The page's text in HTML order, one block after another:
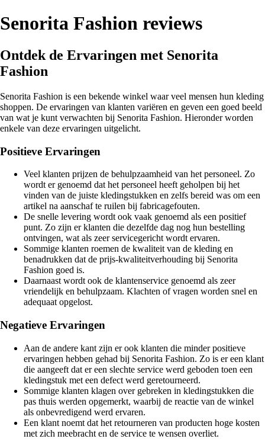
Senorita Fashion reviews
Ontdek de Ervaringen met Senorita
Fashion
Senorita Fashion is een bekende winkel waar veel mensen hun kleding
shoppen. De ervaringen van klanten variëren en geven een goed beeld
van wat je kunt verwachten bij Senorita Fashion. Hieronder worden
enkele van deze ervaringen uitgelicht.
Positieve Ervaringen
Veel klanten prijzen de behulpzaamheid van het personeel. Zo
wordt er genoemd dat het personeel heeft geholpen bij het
vinden van de juiste kledingstukken en zelfs bereid was om een
artikel na aanschaf te ruilen bij fabricagefouten.
De snelle levering wordt ook vaak genoemd als een positief
punt. Zo zijn er klanten die dezelfde dag nog hun bestelling
ontvingen, wat als zeer servicegericht wordt ervaren.
Sommige klanten roemen de kwaliteit van de kleding en
benadrukken dat de prijs-kwaliteitverhouding bij Senorita
Fashion goed is.
Daarnaast wordt ook de klantenservice genoemd als zeer
vriendelijk en behulpzaam. Klachten of vragen worden snel en
adequaat opgelost.
Negatieve Ervaringen
Aan de andere kant zijn er ook klanten die minder positieve
ervaringen hebben gehad bij Senorita Fashion. Zo is er een klant
die aangeeft dat er een slechte service werd geboden toen een
kledingstuk met een defect werd geretourneerd.
Sommige klanten klagen over gebreken in kledingstukken die
pas thuis werden opgemerkt, waarbij de reactie van de winkel
als onbevredigend werd ervaren.
Een klant noemt dat het retourneren van producten hoge kosten
met zich meebracht en de service te wensen overliet.